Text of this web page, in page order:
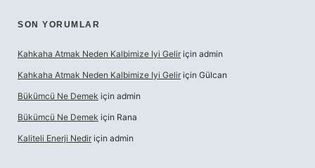
SON YORUMLAR
Kahkaha Atmak Neden Kalbimize Iyi Gelir için admin
Kahkaha Atmak Neden Kalbimize Iyi Gelir için Gülcan
Bükümcü Ne Demek için admin
Bükümcü Ne Demek için Rana
Kaliteli Enerji Nedir için admin